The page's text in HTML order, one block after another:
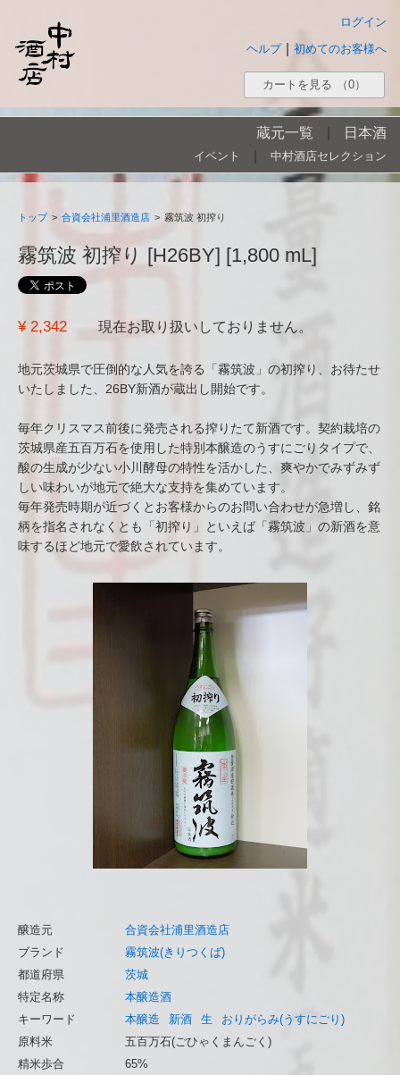
ログイン
初めてのお客様へ
ヘルプ
カートを見る （0）
蔵元一覧 日本酒
イベント 中村酒店セレクション
トップ > 合資会社浦里酒造店 > 霧筑波 初搾り
霧筑波 初搾り [H26BY] [1,800 mL]
¥ 2,342 現在お取り扱いしておりません。
地元茨城県で圧倒的な人気を誇る「霧筑波」の初搾り、お待たせ
いたしました、26BY新酒が蔵出し開始です。
毎年クリスマス前後に発売される搾りたて新酒です。契約栽培の
茨城県産五百万石を使用した特別本醸造のうすにごりタイプで、
酸の生成が少ない小川酵母の特性を活かした、爽やかでみずみず
しい味わいが地元で絶大な支持を集めています。
毎年発売時期が近づくとお客様からのお問い合わせが急増し、銘
柄を指名されなくとも「初搾り」といえば「霧筑波」の新酒を意
味するほど地元で愛飲されています。
醸造元
合資会社浦里酒造店
ブランド
霧筑波(きりつくば)
都道府県
茨城
特定名称
本醸造酒
キーワード
本醸造 新酒 生
おりがらみ(うすにごり)
原料米
五百万石(ごひゃくまんごく)
精米歩合
65%